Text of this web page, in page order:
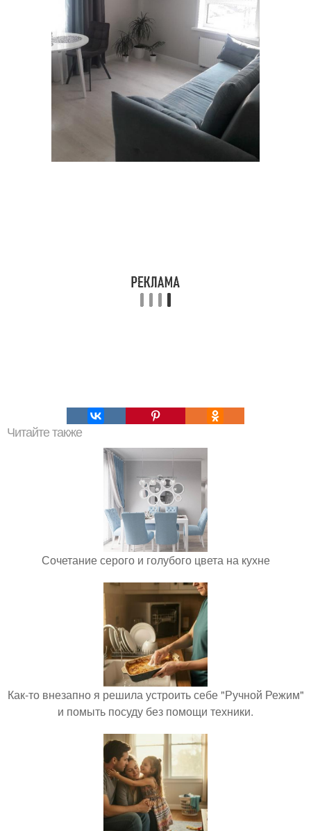
Читайте также
Сочетание серого и голубого цвета на кухне
Как-то внезапно я решила устроить себе "Ручной Режим"
и помыть посуду без помощи техники.